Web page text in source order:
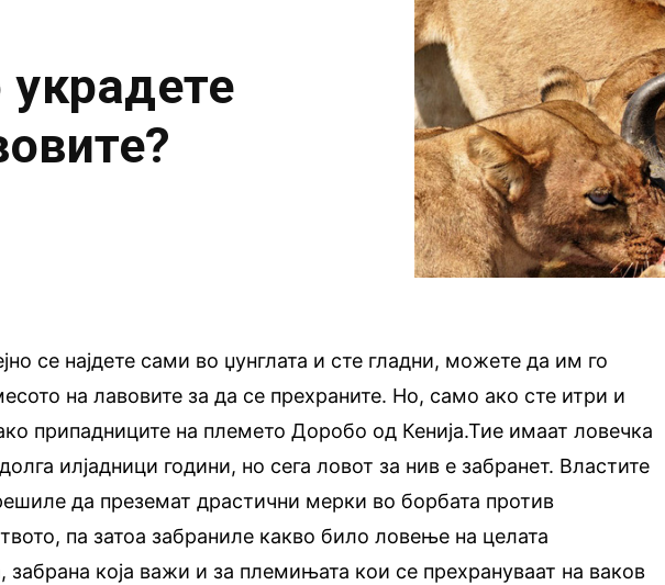
се најдете сами во џунглата и сте гладни, можете да им го
на лавовите за да се прехраните. Но, само ако сте итри и
припадниците на племето Доробо од Кенија.Тие имаат ловечка
илјадници години, но сега ловот за нив е забранет. Властите
да преземат драстични мерки во борбата против
па затоа забраниле какво било ловење на целата
забрана која важи и за племињата кои се прехрануваат на ваков